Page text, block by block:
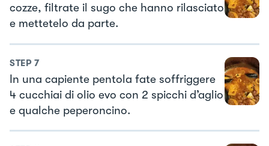
cozze, filtrate il sugo che hanno rilasciato
e mettetelo da parte.
STEP 7
In una capiente pentola fate soffriggere
4 cucchiai di olio evo con 2 spicchi d’aglio
e qualche peperoncino.